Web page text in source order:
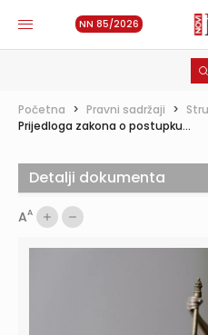
NN 85/2026
Početna > Pravni sadržaji >
Prijedloga zakona o postupku...
AA
Detalji dokumenta